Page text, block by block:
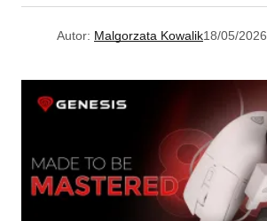
Autor: Malgorzata Kowalik18/05/2026